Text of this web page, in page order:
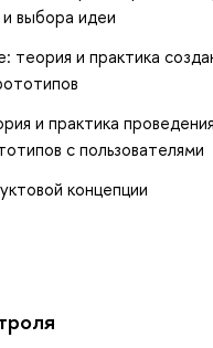
выбора идеи
теория и практика
и практика проведения
с пользователями
концепции